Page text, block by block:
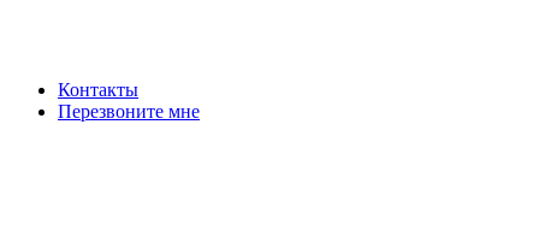
Контакты
Перезвоните мне